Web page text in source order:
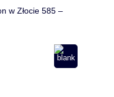
w Złocie 585 –